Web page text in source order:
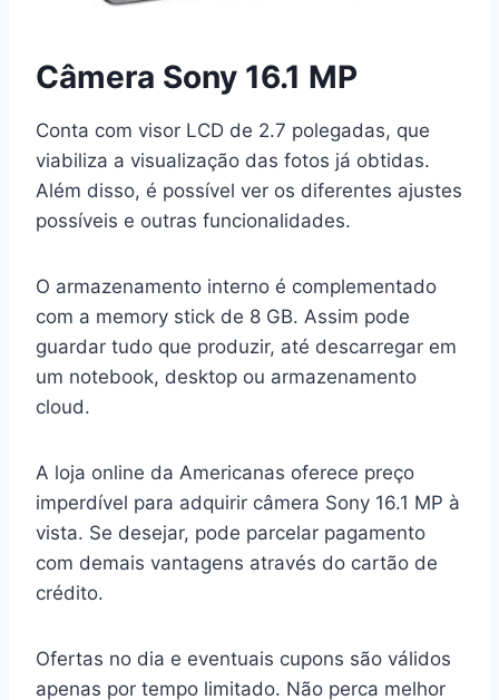
Câmera Sony 16.1 MP
Conta com visor LCD de 2.7 polegadas, que
viabiliza a visualização das fotos já obtidas.
Além disso, é possível ver os diferentes ajustes
possíveis e outras funcionalidades.
O armazenamento interno é complementado
com a memory stick de 8 GB. Assim pode
guardar tudo que produzir, até descarregar em
um notebook, desktop ou armazenamento
cloud.
A loja online da Americanas oferece preço
imperdível para adquirir câmera Sony 16.1 MP à
vista. Se desejar, pode parcelar pagamento
com demais vantagens através do cartão de
crédito.
Ofertas no dia e eventuais cupons são válidos
apenas por tempo limitado. Não perca melhor